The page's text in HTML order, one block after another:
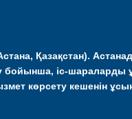
Қазақстан).
іс-шараларды
көрсету кешенін